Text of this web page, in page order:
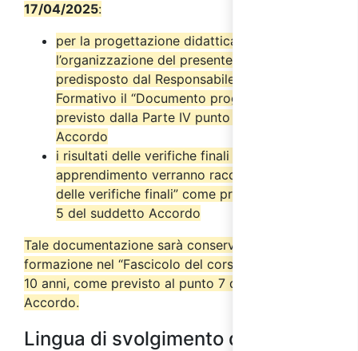
17/04/2025:
per la progettazione didattica e
l’organizzazione del presente corso è stato
predisposto dal Responsabile del Progetto
Formativo il “Documento progettuale” come
previsto dalla Parte IV punto 2.6 del suddetto
Accordo
i risultati delle verifiche finali di
apprendimento verranno raccolti nel “Verbale
delle verifiche finali” come previsto dal punto
5 del suddetto Accordo
Tale documentazione sarà conservata dall’ente di
formazione nel “Fascicolo del corso” per almeno
10 anni, come previsto al punto 7 del suddetto
Accordo.
Lingua di svolgimento del corso